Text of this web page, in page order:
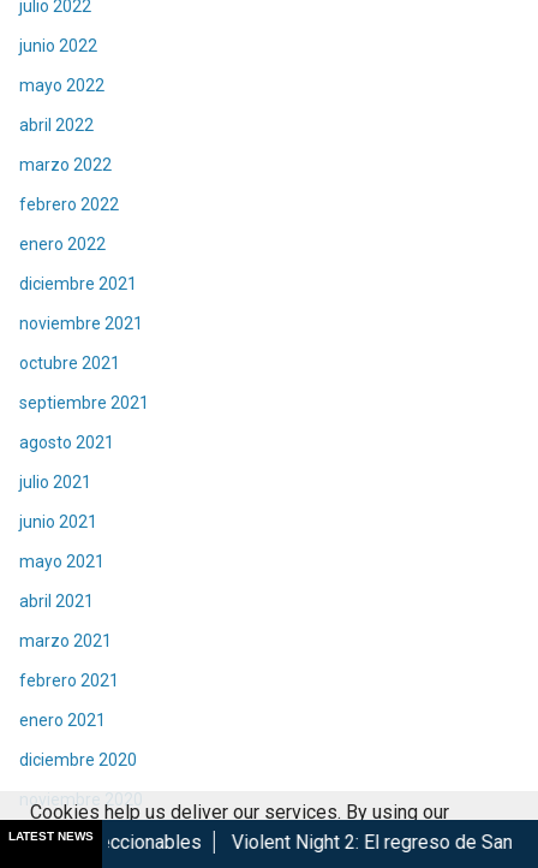
julio 2022
junio 2022
mayo 2022
abril 2022
marzo 2022
febrero 2022
enero 2022
diciembre 2021
noviembre 2021
octubre 2021
septiembre 2021
agosto 2021
julio 2021
junio 2021
mayo 2021
abril 2021
marzo 2021
febrero 2021
enero 2021
diciembre 2020
octubre 2020
LATEST NEWSViolent Night 2: El regreso de Santa Claus Taquilla |
Cookies help us deliver our services. By using our
services, you agree to our use of cookies.
Got it